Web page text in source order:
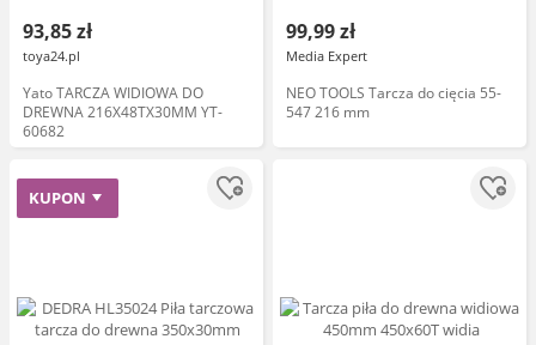
93,85 zł
toya24.pl
Yato TARCZA WIDIOWA DO
DREWNA 216X48TX30MM YT-
60682
99,99 zł
Media Expert
NEO TOOLS Tarcza do cięcia 55-
547 216 mm
KUPON